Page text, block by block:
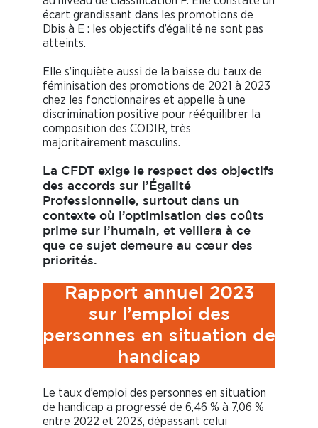
écart grandissant dans les promotions de
Dbis à E : les objectifs d’égalité ne sont pas
atteints.
Elle s’inquiète aussi de la baisse du taux de
féminisation des promotions de 2021 à 2023
chez les fonctionnaires et appelle à une
discrimination positive pour rééquilibrer la
composition des CODIR, très
majoritairement masculins.
La CFDT exige le respect des objectifs
des accords sur l’Égalité
Professionnelle, surtout dans un
contexte où l’optimisation des coûts
prime sur l’humain, et veillera à ce
que ce sujet demeure au cœur des
priorités.
Rapport annuel 2023
sur l’emploi des
personnes en situation de
handicap
Le taux d’emploi des personnes en situation
de handicap a progressé de 6,46 % à 7,06 %
entre 2022 et 2023, dépassant celui